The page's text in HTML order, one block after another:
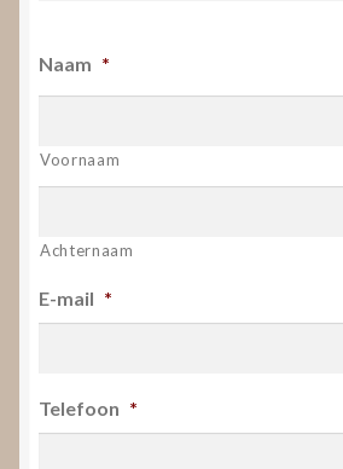
Naam *
Voornaam
Achternaam
E-mail *
Telefoon *